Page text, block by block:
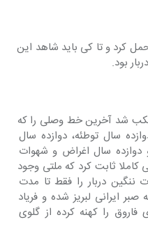
کرد و تا کی باید شاهد این
دیشب مرتکب شد آخرین خط وصلی را که
سال توطئه، دوازده سال
دوازده سال اغراض و شهوات
کاملا ثابت کرد که ملتی وجود
و تحریکات ننگین دربار را فقط تا مدت
صبر ایرانی لبریز شده و فریاد
از این جنایات که داستان‌های فاروق را کهنه کرده از گلوی